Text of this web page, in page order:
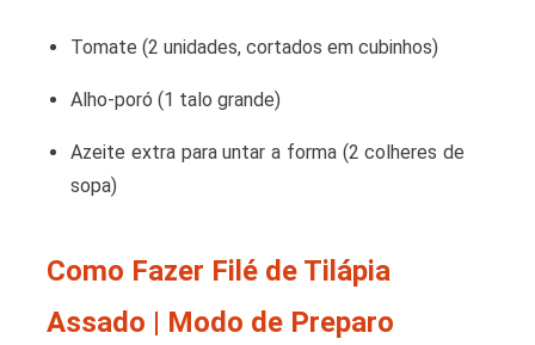
Tomate (2 unidades, cortados em cubinhos)
Alho-poró (1 talo grande)
Azeite extra para untar a forma (2 colheres de
sopa)
Como Fazer Filé de Tilápia
Assado | Modo de Preparo